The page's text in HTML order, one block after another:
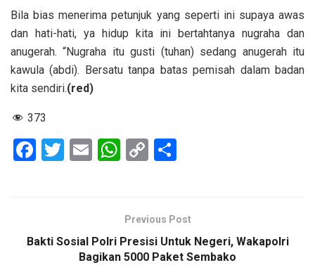
Bila bias menerima petunjuk yang seperti ini supaya awas
dan hati-hati, ya hidup kita ini bertahtanya nugraha dan
anugerah. “Nugraha itu gusti (tuhan) sedang anugerah itu
kawula (abdi). Bersatu tanpa batas pemisah dalam badan
kita sendiri.(red)
373
F
o
T
E
W
s
A
p
C
Li
n
k
e
Previous Post
Bakti Sosial Polri Presisi Untuk Negeri, Wakapolri
Bagikan 5000 Paket Sembako